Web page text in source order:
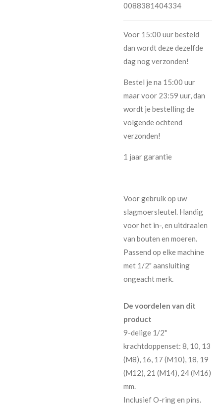
0088381404334
Voor 15:00 uur besteld
dan wordt deze dezelfde
dag nog verzonden!
Bestel je na 15:00 uur
maar voor 23:59 uur, dan
wordt je bestelling de
volgende ochtend
verzonden!
1 jaar garantie
Voor gebruik op uw
slagmoersleutel. Handig
voor het in-, en uitdraaien
van bouten en moeren.
Passend op elke machine
met 1/2" aansluiting
ongeacht merk.
De voordelen van dit
product
9-delige 1/2"
krachtdoppenset: 8, 10, 13
(M8), 16, 17 (M10), 18, 19
(M12), 21 (M14), 24 (M16)
mm.
Inclusief O-ring en pins.